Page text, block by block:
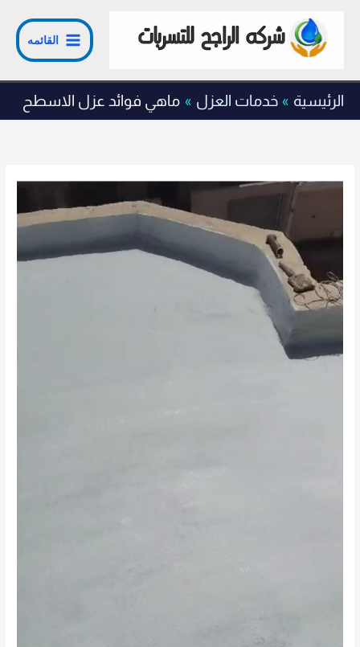
المحتوى
القائمه
الرئيسية خدمات العزل ماهي فوائد عزل الاسطح